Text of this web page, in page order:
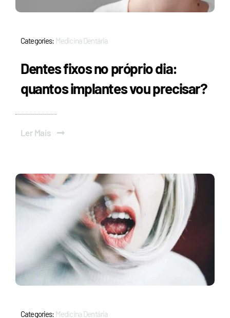
Categories: Medicina Dentária
Dentes fixos no próprio dia:
quantos implantes vou precisar?
Ler Mais
Categories: Medicina Dentária